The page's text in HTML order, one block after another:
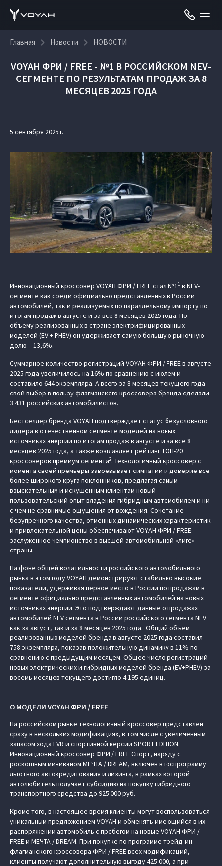
Главная Новости НОВОСТИ
VOYAH ФРИ / FREE - №1 В РОССИЙСКОМ NEV-
СЕГМЕНТЕ ПО РЕЗУЛЬТАТАМ ПРОДАЖ ЗА 8
МЕСЯЦЕВ 2025 ГОДА
5 сентября 2025 г.
Инновационный кроссовер VOYAH ФРИ / FREE стал №11 в NEV-
сегменте как среди официально представленных в России
автомобилей, так и реализуемых по параллельному импорту по
итогам продаж в августе и за все 8 месяцев 2025 года. По
объему реализованных в стране электрифицированных
моделей (EV + PHEV) он удерживает самую большую рыночную
долю – 13,6%.
Суммарное количество регистраций VOYAH ФРИ / FREE в августе
2025 года увеличилось на 16% по сравнению с июлем и
составило 644 экземпляра. А всего за 8 месяцев текущего года
свой выбор в пользу флагманского кроссовера бренда сделали
3 431 российских автомобилистов.
Бестселлер бренда VOYAH подтверждает статус безусловного
лидера в отечественном сегменте моделей на новых
источниках энергии по итогам продаж в августе и за все 8
месяцев 2025 года, а также возглавляет рейтинг ТОП-20
кроссоверов премиум сегмента2. Технологичный кроссовер с
момента своей премьеры завоевывает симпатии и доверие всё
более широкого круга поклонников, предлагая самым
взыскательным и искушенным клиентам новый
пользовательский опыт владения гибридным автомобилем и ни
с чем не сравнимые ощущения от вождения. Сочетание
безупречного качества, отменных динамических характеристик
и привлекательной цены обеспечивают VOYAH ФРИ / FREE
заслуженное чемпионство в высшей автомобильной «лиге»
страны.
На фоне общей волатильности российского автомобильного
рынка в этом году VOYAH демонстрируют стабильно высокие
показатели, удерживая первое место в России по продажам в
сегменте официально представленных автомобилей на новых
источниках энергии. Это подтверждают данные о продажах
автомобилей NEV сегмента в России российского сегмента NEV
как за август, так и за 8 месяцев 2025 года. Общий объем
реализованных моделей бренда в августе 2025 года составил
758 экземпляра, показав положительную динамику в 11% по
сравнению с предыдущим месяцем. Общее число регистраций
новых электрических и гибридных моделей бренда (EV+PHEV) за
восемь месяцев текущего достигло 4 195 единиц.
О МОДЕЛИ VOYAH ФРИ / FREE
На российском рынке технологичный кроссовер представлен
сразу в нескольких модификациях, в том числе с увеличенным
запасом хода EVR и спортивной версии SPORT EDITION.
Инновационный кроссовер ФРИ / FREE Спорт, наряду с
роскошным минивэном МЕЧТА / DREAM, включен в госпрограмму
льготного автокредитования и лизинга, в рамках которой
автолюбитель получает субсидию на покупку гибридного
транспортного средства до 925 000 руб.
Кроме того, в настоящее время клиенты могут воспользоваться
уникальным предложением VOYAH и обменять имеющийся в их
распоряжении автомобиль с пробегом на новые VOYAH ФРИ /
FREE и МЕЧТА / DREAM. При покупке по программе трейд-ин
флагманского кроссовера ФРИ / FREE всех модификаций,
клиенты получают дополнительную выгоду 425 000, а при